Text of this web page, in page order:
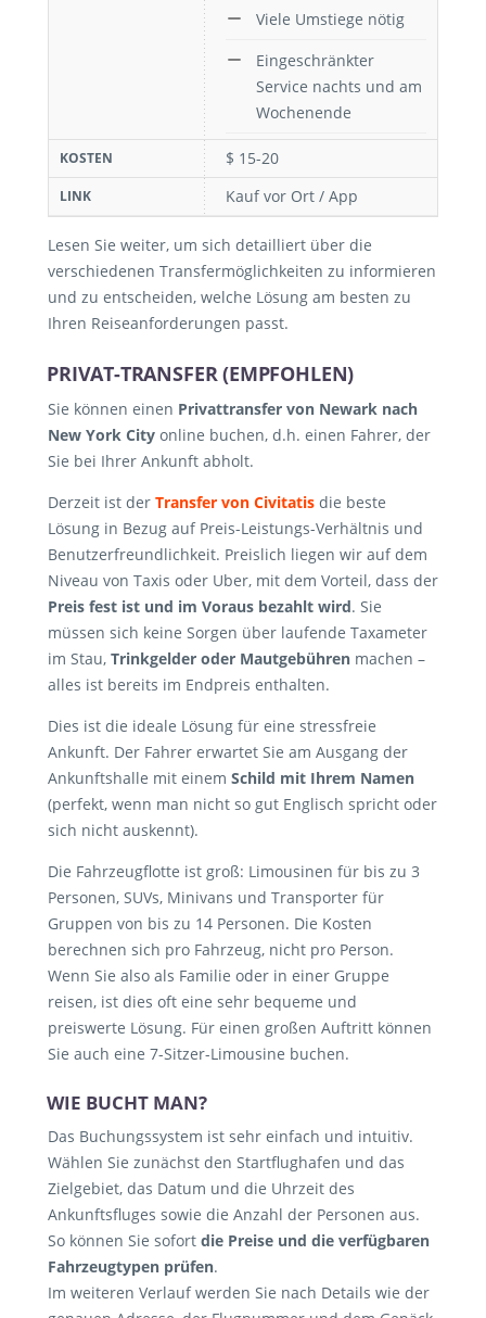
Viele Umstiege nötig
Eingeschränkter
Service nachts und am
Wochenende
KOSTEN $ 15-20
LINK Kauf vor Ort / App
Lesen Sie weiter, um sich detailliert über die
verschiedenen Transfermöglichkeiten zu informieren
und zu entscheiden, welche Lösung am besten zu
Ihren Reiseanforderungen passt.
PRIVAT-TRANSFER (EMPFOHLEN)
Sie können einen Privattransfer von Newark nach
New York City online buchen, d.h. einen Fahrer, der
Sie bei Ihrer Ankunft abholt.
Derzeit ist der Transfer von Civitatis die beste
Lösung in Bezug auf Preis-Leistungs-Verhältnis und
Benutzerfreundlichkeit. Preislich liegen wir auf dem
Niveau von Taxis oder Uber, mit dem Vorteil, dass der
Preis fest ist und im Voraus bezahlt wird. Sie
müssen sich keine Sorgen über laufende Taxameter
im Stau, Trinkgelder oder Mautgebühren machen –
alles ist bereits im Endpreis enthalten.
Dies ist die ideale Lösung für eine stressfreie
Ankunft. Der Fahrer erwartet Sie am Ausgang der
Ankunftshalle mit einem Schild mit Ihrem Namen
(perfekt, wenn man nicht so gut Englisch spricht oder
sich nicht auskennt).
Die Fahrzeugflotte ist groß: Limousinen für bis zu 3
Personen, SUVs, Minivans und Transporter für
Gruppen von bis zu 14 Personen. Die Kosten
berechnen sich pro Fahrzeug, nicht pro Person.
Wenn Sie also als Familie oder in einer Gruppe
reisen, ist dies oft eine sehr bequeme und
preiswerte Lösung. Für einen großen Auftritt können
Sie auch eine 7-Sitzer-Limousine buchen.
WIE BUCHT MAN?
Das Buchungssystem ist sehr einfach und intuitiv.
Wählen Sie zunächst den Startflughafen und das
Zielgebiet, das Datum und die Uhrzeit des
Ankunftsfluges sowie die Anzahl der Personen aus.
So können Sie sofort die Preise und die verfügbaren
Fahrzeugtypen prüfen.
Im weiteren Verlauf werden Sie nach Details wie der